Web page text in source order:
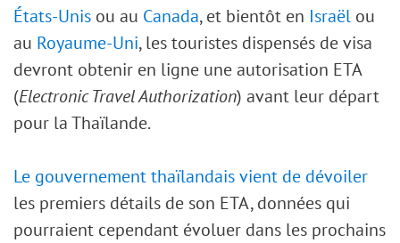
États-Unis ou au Canada, et bientôt en Israël ou
au Royaume-Uni, les touristes dispensés de visa
devront obtenir en ligne une autorisation ETA
(Electronic Travel Authorization) avant leur départ
pour la Thaïlande.
Le gouvernement thaïlandais vient de dévoiler
les premiers détails de son ETA, données qui
pourraient cependant évoluer dans les prochains